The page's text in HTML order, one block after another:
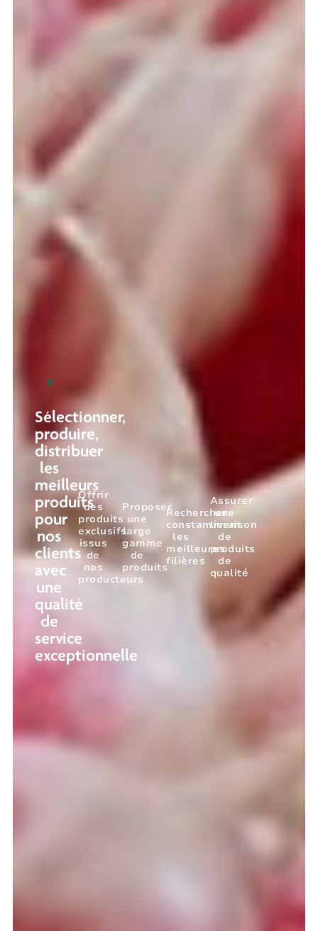
Sélectionner,
produire,
distribuer
les
meilleurs
produits
pour
nos
clients
avec
une
qualité
de
service
exceptionnelle
Offrir
des
produits
exclusifs
issus
de
nos
producteurs
Proposer
une
large
gamme
de
produits
Rechercher
constamment
les
meilleures
filières
Assurer
une
livraison
de
produits
de
qualité